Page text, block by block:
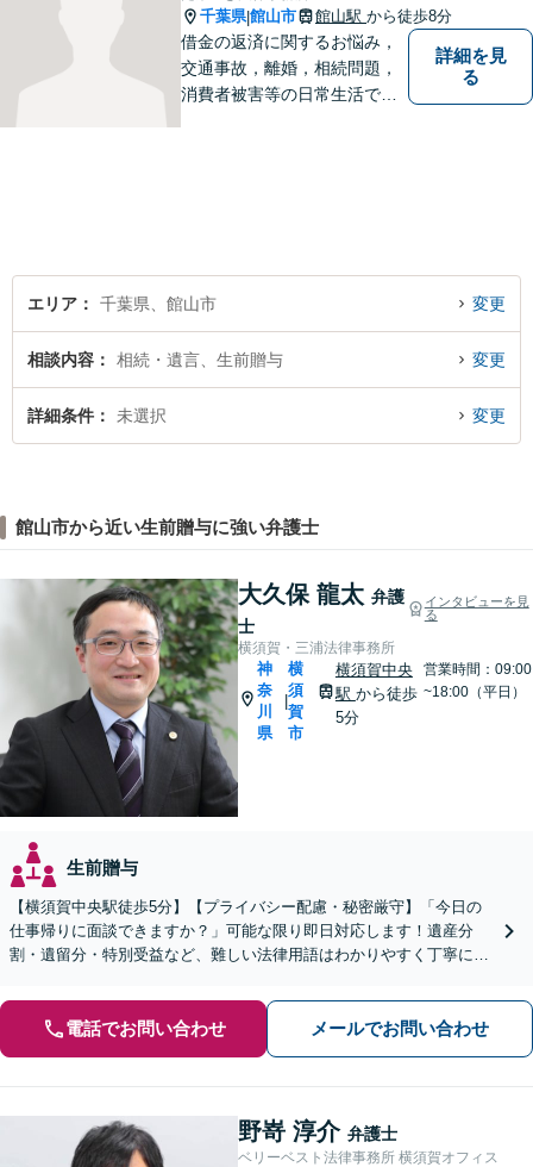
千葉県|館山市 館山駅 から徒歩8分
借金の返済に関するお悩み，
交通事故，離婚，相続問題，
消費者被害等の日常生活で生
詳細を見
る
エリア 千葉県、館山市 変更
相談内容 相続・遺言、生前贈与 変更
詳細条件 未選択 変更
館山市から近い生前贈与に強い弁護士
大久保 龍太 弁護
士
インタビューを見
る
横須賀・三浦法律事務所
神
奈
川
県
|
横
須
賀
市
横須賀中央
駅 から徒歩
5分
営業時間：09:00
~18:00（平日）
生前贈与
【横須賀中央駅徒歩5分】【プライバシー配慮・秘密厳守】「今日の
仕事帰りに面談できますか？」可能な限り即日対応します！遺産分
割・遺留分・特別受益など、難しい法律用語はわかりやすく丁寧に説
電話でお問い合わせ メールでお問い合わせ
野嵜 淳介 弁護士
ベリーベスト法律事務所 横須賀オフィス